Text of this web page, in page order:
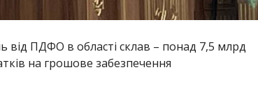
від ПДФО в області склав – понад 7,5 млрд
на грошове забезпечення